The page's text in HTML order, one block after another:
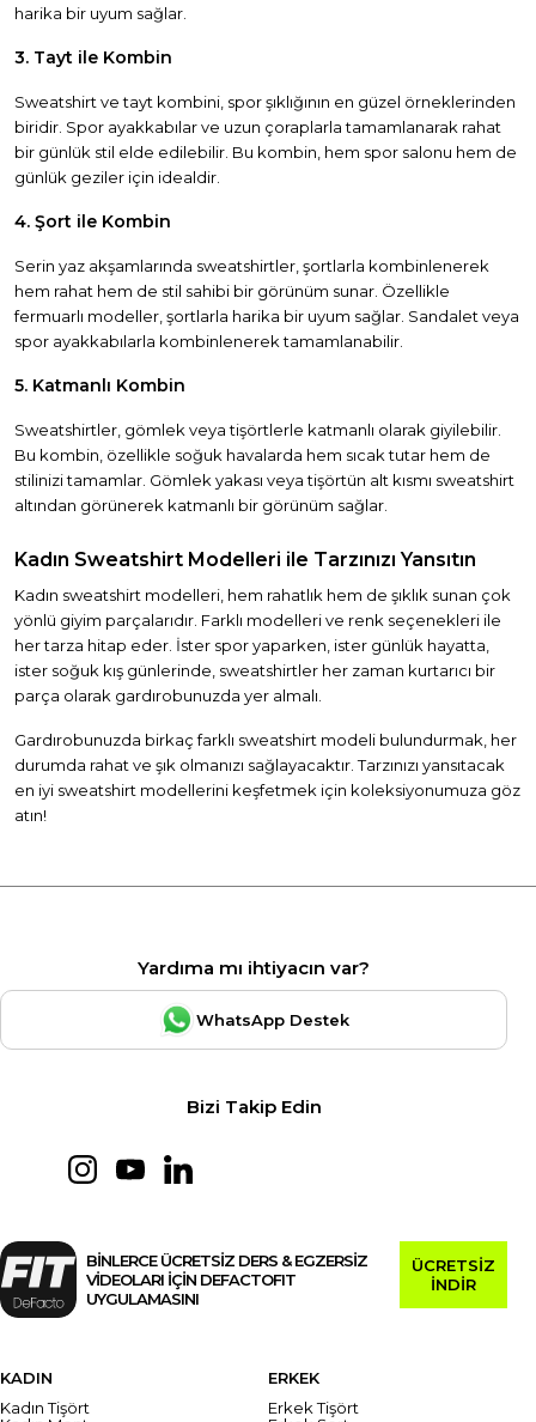
harika bir uyum sağlar.
3. Tayt ile Kombin
Sweatshirt ve tayt kombini, spor şıklığının en güzel örneklerinden
biridir. Spor ayakkabılar ve uzun çoraplarla tamamlanarak rahat
bir günlük stil elde edilebilir. Bu kombin, hem spor salonu hem de
günlük geziler için idealdir.
4. Şort ile Kombin
Serin yaz akşamlarında sweatshirtler, şortlarla kombinlenerek
hem rahat hem de stil sahibi bir görünüm sunar. Özellikle
fermuarlı modeller, şortlarla harika bir uyum sağlar. Sandalet veya
spor ayakkabılarla kombinlenerek tamamlanabilir.
5. Katmanlı Kombin
Sweatshirtler, gömlek veya tişörtlerle katmanlı olarak giyilebilir.
Bu kombin, özellikle soğuk havalarda hem sıcak tutar hem de
stilinizi tamamlar. Gömlek yakası veya tişörtün alt kısmı sweatshirt
altından görünerek katmanlı bir görünüm sağlar.
Kadın Sweatshirt Modelleri ile Tarzınızı Yansıtın
Kadın sweatshirt modelleri, hem rahatlık hem de şıklık sunan çok
yönlü giyim parçalarıdır. Farklı modelleri ve renk seçenekleri ile
her tarza hitap eder. İster spor yaparken, ister günlük hayatta,
ister soğuk kış günlerinde, sweatshirtler her zaman kurtarıcı bir
parça olarak gardırobunuzda yer almalı.
Gardırobunuzda birkaç farklı sweatshirt modeli bulundurmak, her
durumda rahat ve şık olmanızı sağlayacaktır. Tarzınızı yansıtacak
en iyi sweatshirt modellerini keşfetmek için koleksiyonumuza göz
atın!
Yardıma mı ihtiyacın var?
WhatsApp Destek
Bizi Takip Edin
BİNLERCE ÜCRETSİZ DERS & EGZERSİZ
VİDEOLARI İÇİN DEFACTOFIT
UYGULAMASINI
ÜCRETSİZ
İNDİR
KADIN
Kadın Tişört
ERKEK
Erkek Tişört